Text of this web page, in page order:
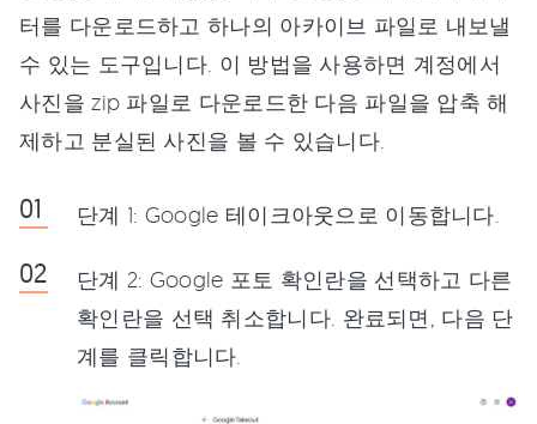
터를 다운로드하고 하나의 아카이브 파일로 내보낼
수 있는 도구입니다. 이 방법을 사용하면 계정에서
사진을 zip 파일로 다운로드한 다음 파일을 압축 해
제하고 분실된 사진을 볼 수 있습니다.
단계 1: Google 테이크아웃으로 이동합니다.
단계 2: Google 포토 확인란을 선택하고 다른
확인란을 선택 취소합니다. 완료되면, 다음 단
계를 클릭합니다.